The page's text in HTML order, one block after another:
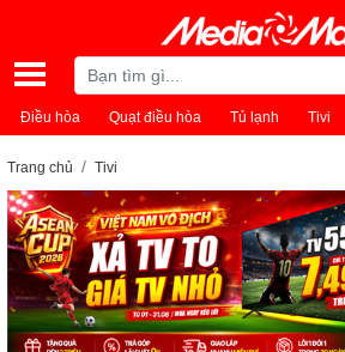
Điều hòa Quạt điều hòa Tủ lạnh Tivi
Trang chủ Tivi